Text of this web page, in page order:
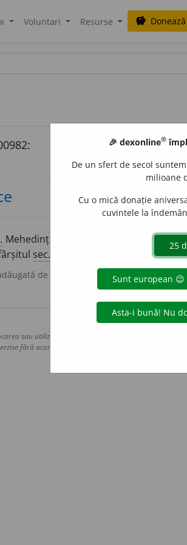
Voluntari Resurse savings Donează
Mehedinți, situată pe Dunării, la
sec.
de acțiuni
Copyright © 2004-2026
sau utilizarea datelor de pe acest site, inclusiv
fără acordul nostru prealabil scris, cu excepția
🎉 dexonline®
De un sfert de secol
milioane
Cu o mică donație
cuvintele la